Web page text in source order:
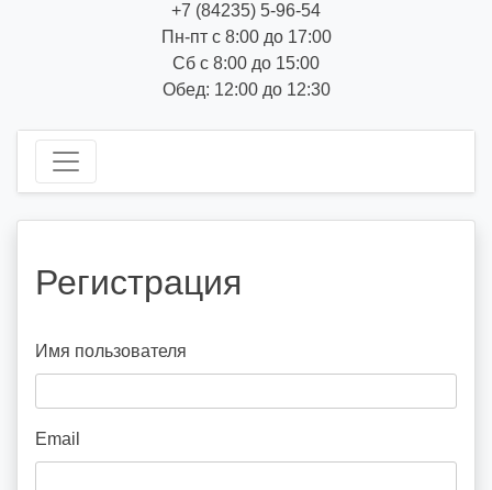
+7 (84235) 5-96-54
Пн-пт с 8:00 до 17:00
Сб с 8:00 до 15:00
Обед: 12:00 до 12:30
Регистрация
Имя пользователя
Email